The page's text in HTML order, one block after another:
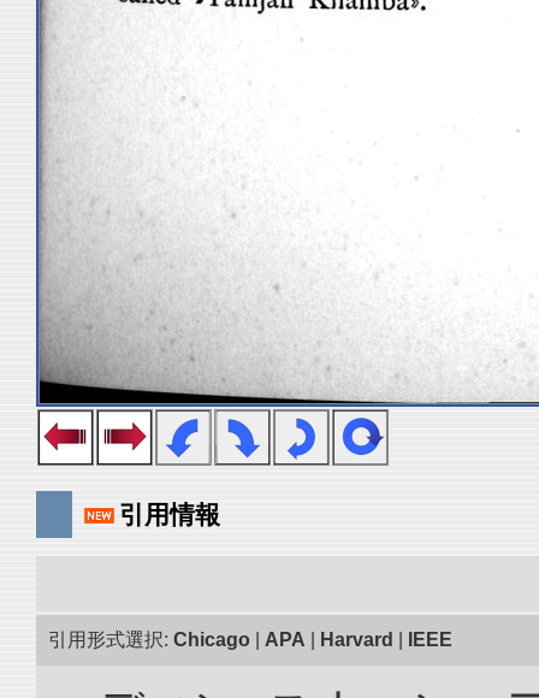
引用情報
引用形式選択: Chicago APA Harvard IEEE